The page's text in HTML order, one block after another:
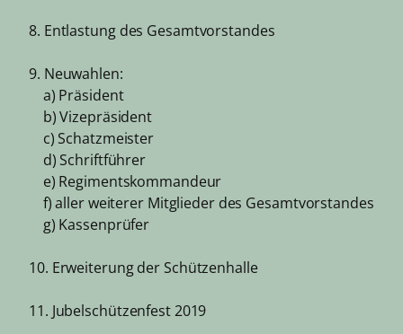
8. Entlastung des Gesamtvorstandes
9. Neuwahlen:
a) Präsident
b) Vizepräsident
c) Schatzmeister
d) Schriftführer
e) Regimentskommandeur
f) aller weiterer Mitglieder des Gesamtvorstandes
g) Kassenprüfer
10. Erweiterung der Schützenhalle
11. Jubelschützenfest 2019